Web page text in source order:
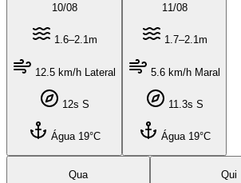
10/08
1.6–2.1m
12.5 km/h Lateral
12s S
Água 19°C
11/08
1.7–2.1m
5.6 km/h Maral
11.3s S
Água 19°C
Qua
Qui